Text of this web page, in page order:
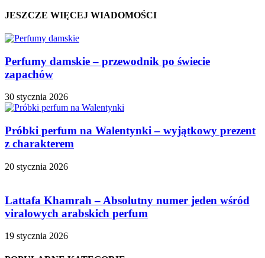
JESZCZE WIĘCEJ WIADOMOŚCI
Perfumy damskie – przewodnik po świecie
zapachów
30 stycznia 2026
Próbki perfum na Walentynki – wyjątkowy prezent
z charakterem
20 stycznia 2026
Lattafa Khamrah – Absolutny numer jeden wśród
viralowych arabskich perfum
19 stycznia 2026